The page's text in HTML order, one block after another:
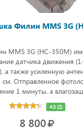
Филин MMS 3G
MMS 3G (HC-350M)
датчика движения
а также усиленную
см. Отправленное
1 минуты, а
камеру на
(время работы в
4.3 (2)
8 800